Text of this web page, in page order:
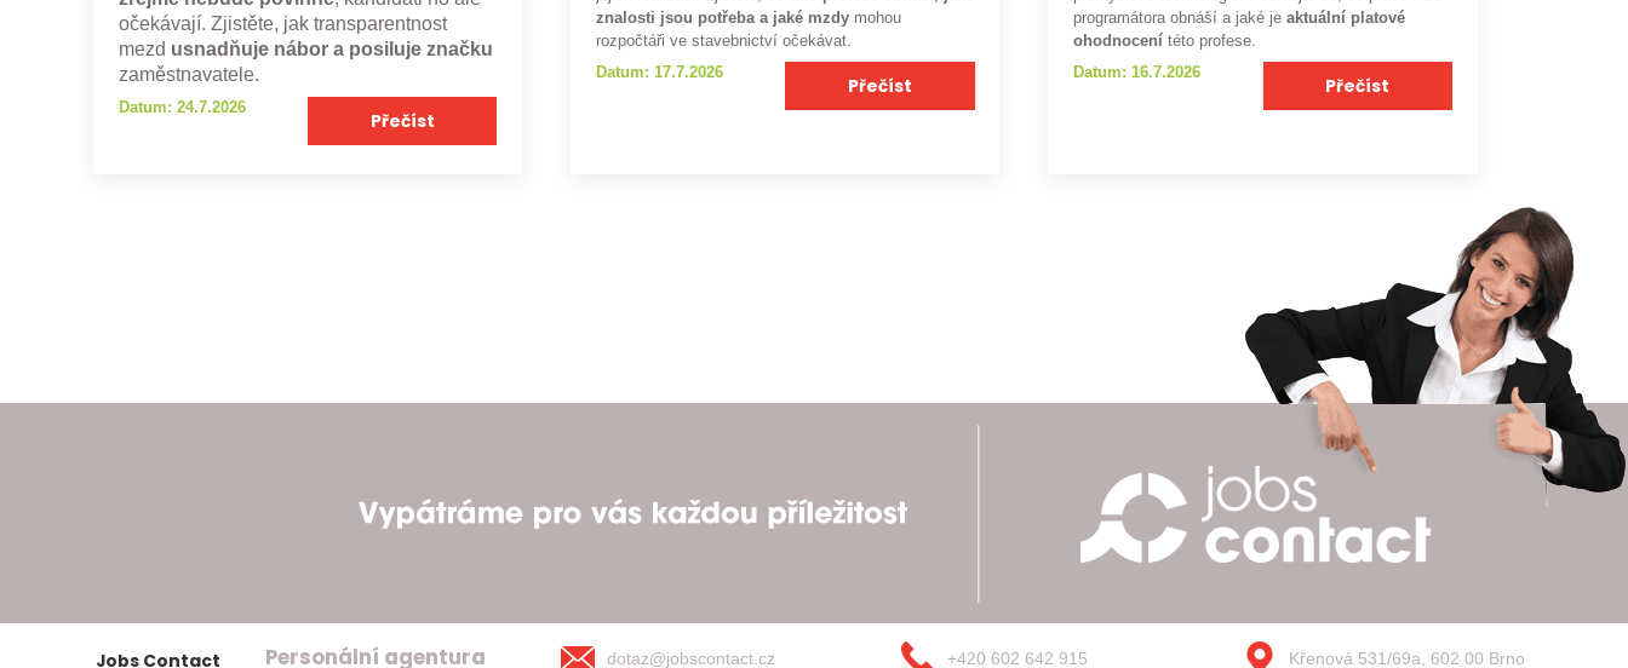
očekávají. Zjistěte, jak transparentnost
mezd usnadňuje nábor a posiluje značku
zaměstnavatele.
Datum: 24.7.2026
Přečíst
znalosti jsou potřeba a jaké mzdy mohou
rozpočtáři ve stavebnictví očekávat.
Datum: 17.7.2026
Přečíst
programátora obnáší a jaké je aktuální platové
ohodnocení této profese.
Datum: 16.7.2026
Přečíst
Jobs Contact Personální agentura dotaz@jobscontact.cz +420 602 642 915 Křenová 531/69a, 602 00 Brno